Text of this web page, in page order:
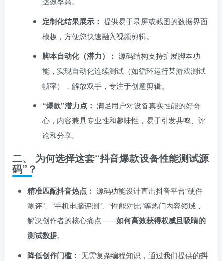
定制化结果展示：​ 提供易于录屏或截图的数据界面
模板，方便您快速融入视频剪辑。
脚本自动化（潜力）：​ 源码结构支持扩展脚本功
能，实现自动化连续测试（如循环运行某游戏测试
帧率），解放双手，专注于创意剪辑。
​“爆款”潜力点：​ 满足用户对设备真实性能的好奇
心，内容兼具专业性和趣味性，易于引发共鸣、评
论和分享。
二、 为何选择这套“抖音爆款设备性能测试源
码”？
精准匹配抖音热点：​ 源码功能设计直击抖音平台“硬件
测评”、“手机电脑评测”、“性能对比”等热门内容领域，
解决创作者的核心痛点——如何高效获得权威且吸睛的
测试数据。
降低创作门槛：​ 无需复杂编程知识，通过我们提供的抖